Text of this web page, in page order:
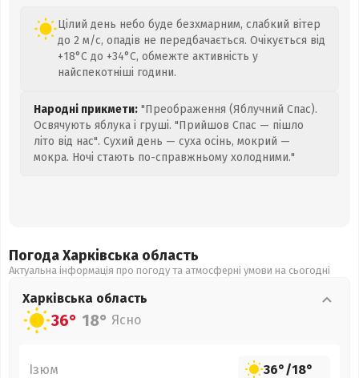
Цілий день небо буде безхмарним, слабкий вітер
до 2 м/с, опадів не передбачається. Очікується від
+18°C до +34°C, обмежте активність у
найспекотніші години.
Народні прикмети: "Преображення (Яблучний Спас).
Освячують яблука і груші. "Прийшов Спас — пішло
літо від нас". Сухий день — суха осінь, мокрий —
мокра. Ночі стають по-справжньому холодними."
Погода Харківська область
Актуальна інформація про погоду та атмосферні умови на сьогодні
Харківська область
36° 18° Ясно
Ізюм 36°/18°